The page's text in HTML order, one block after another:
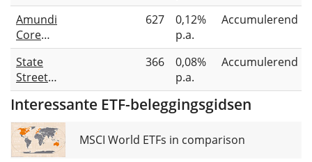
EMU
UCITS
ETF EUR
dis
Amundi
Core
MSCI
EMU
UCITS
ETF Acc
627
0,12%
p.a.
Accumulerend
State
Street
SPDR
MSCI
EMU
UCITS
ETF EUR
366
0,08%
p.a.
Accumulerend
Interessante ETF-beleggingsgidsen
MSCI World ETFs in comparison